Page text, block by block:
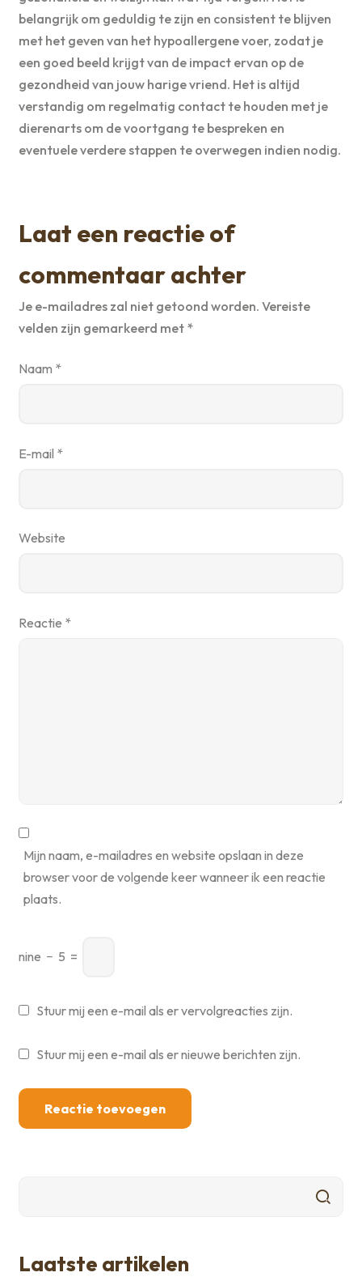
belangrijk om geduldig te zijn en consistent te blijven
met het geven van het hypoallergene voer, zodat je
een goed beeld krijgt van de impact ervan op de
gezondheid van jouw harige vriend. Het is altijd
verstandig om regelmatig contact te houden met je
dierenarts om de voortgang te bespreken en
eventuele verdere stappen te overwegen indien nodig.
Laat een reactie of
commentaar achter
Je e-mailadres zal niet getoond worden. Vereiste
velden zijn gemarkeerd met *
Naam *
E-mail *
Website
Reactie *
Mijn naam, e-mailadres en website opslaan in deze
browser voor de volgende keer wanneer ik een reactie
plaats.
nine − 5 =
Stuur mij een e-mail als er vervolgreacties zijn.
Stuur mij een e-mail als er nieuwe berichten zijn.
Laatste artikelen